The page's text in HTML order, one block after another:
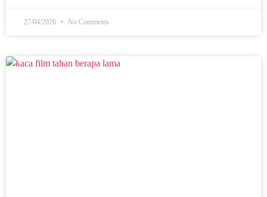
27/04/2026 No Comments